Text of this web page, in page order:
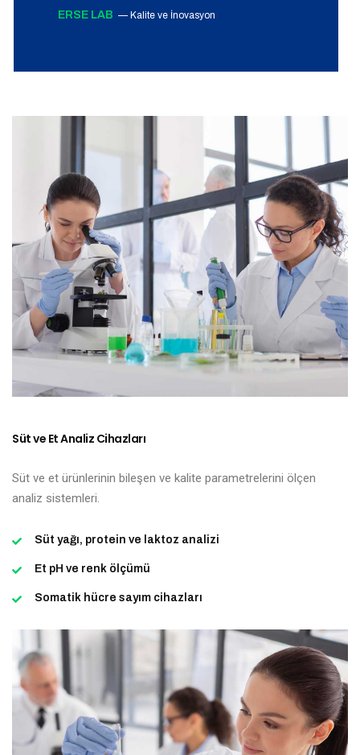
ERSE LAB — Kalite ve İnovasyon
Süt ve Et Analiz Cihazları
Süt ve et ürünlerinin bileşen ve kalite parametrelerini ölçen
analiz sistemleri.
Süt yağı, protein ve laktoz analizi
Et pH ve renk ölçümü
Somatik hücre sayım cihazları